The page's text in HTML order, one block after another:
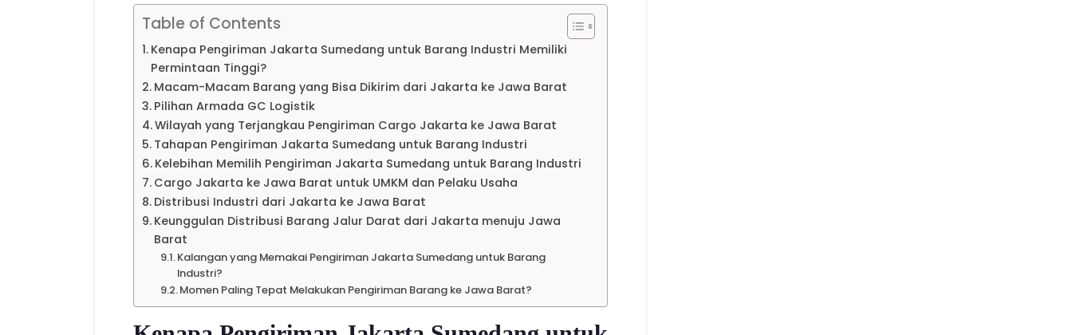
Table of Contents
Kenapa Pengiriman Jakarta Sumedang untuk Barang Industri Memiliki
Permintaan Tinggi?
Macam-Macam Barang yang Bisa Dikirim dari Jakarta ke Jawa Barat
Pilihan Armada GC Logistik
Wilayah yang Terjangkau Pengiriman Cargo Jakarta ke Jawa Barat
Tahapan Pengiriman Jakarta Sumedang untuk Barang Industri
Kelebihan Memilih Pengiriman Jakarta Sumedang untuk Barang Industri
Cargo Jakarta ke Jawa Barat untuk UMKM dan Pelaku Usaha
Distribusi Industri dari Jakarta ke Jawa Barat
Keunggulan Distribusi Barang Jalur Darat dari Jakarta menuju Jawa
Barat
Kalangan yang Memakai Pengiriman Jakarta Sumedang untuk Barang
Industri?
Momen Paling Tepat Melakukan Pengiriman Barang ke Jawa Barat?